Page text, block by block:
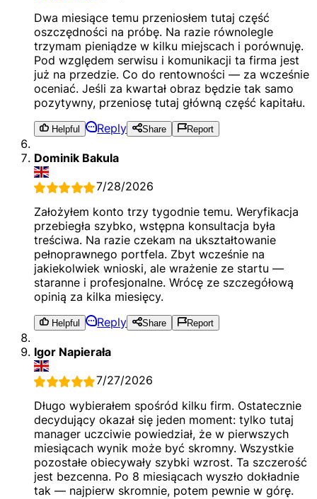
Dwa miesiące temu przeniosłem tutaj część
oszczędności na próbę. Na razie równolegle
trzymam pieniądze w kilku miejscach i porównuję.
Pod względem serwisu i komunikacji ta firma jest
już na przedzie. Co do rentowności — za wcześnie
oceniać. Jeśli za kwartał obraz będzie tak samo
pozytywny, przeniosę tutaj główną część kapitału.
Helpful Reply Share Report
Dominik Bakula
7/28/2026
Założyłem konto trzy tygodnie temu. Weryfikacja
przebiegła szybko, wstępna konsultacja była
treściwa. Na razie czekam na ukształtowanie
pełnoprawnego portfela. Zbyt wcześnie na
jakiekolwiek wnioski, ale wrażenie ze startu —
staranne i profesjonalne. Wrócę ze szczegółową
opinią za kilka miesięcy.
Helpful Reply Share Report
Igor Napierała
7/27/2026
Długo wybierałem spośród kilku firm. Ostatecznie
decydujący okazał się jeden moment: tylko tutaj
manager uczciwie powiedział, że w pierwszych
miesiącach wynik może być skromny. Wszystkie
pozostałe obiecywały szybki wzrost. Ta szczerość
jest bezcenna. Po 8 miesiącach wyszło dokładnie
tak — najpierw skromnie, potem pewnie w górę.